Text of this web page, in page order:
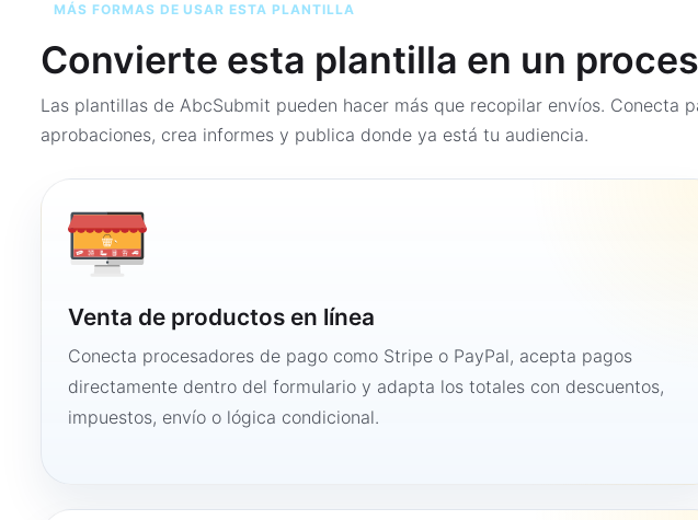
MÁS FORMAS DE USAR ESTA PLANTILLA
Convierte esta plantilla en un
Las plantillas de AbcSubmit pueden hacer más que recopilar envíos. Conecta
aprobaciones, crea informes y publica donde ya está tu audiencia.
Venta de productos en línea
Conecta procesadores de pago como Stripe o PayPal, acepta pagos
directamente dentro del formulario y adapta los totales con descuentos,
impuestos, envío o lógica condicional.